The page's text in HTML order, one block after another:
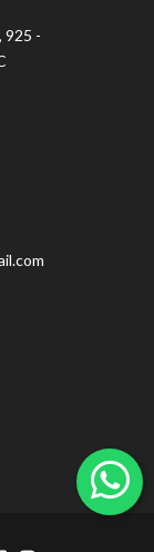
925 -